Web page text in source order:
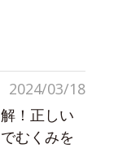
2024/03/18
！正しい
むくみを